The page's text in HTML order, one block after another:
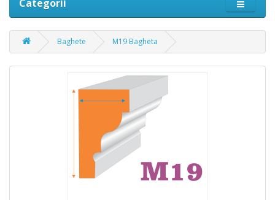
Categorii
Baghete M19 Bagheta